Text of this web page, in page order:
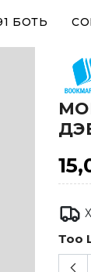
БОТЬ
Тоо